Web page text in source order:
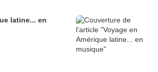
latine... en